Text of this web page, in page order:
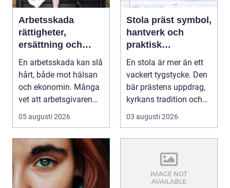
Arbetsskada
rättigheter,
ersättning och
vägen vidare
En arbetsskada kan slå
hårt, både mot hälsan
och ekonomin. Många
vet att arbetsgivaren
ska informera...
05 augusti 2026
Stola präst symbol,
hantverk och
praktisk
vägledning
En stola är mer än ett
vackert tygstycke. Den
bär prästens uppdrag,
kyrkans tradition och
församling...
03 augusti 2026